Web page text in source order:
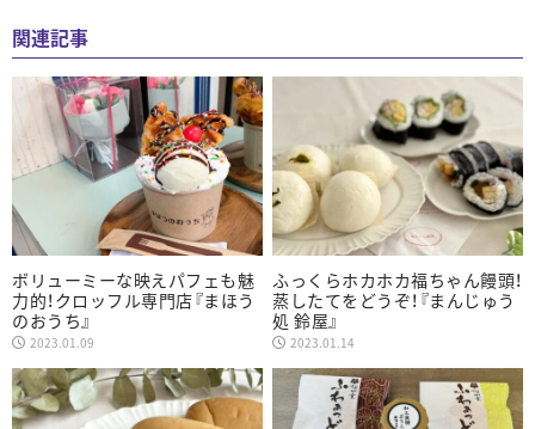
関連記事
ボリューミーな映えパフェも魅
力的！クロッフル専門店『まほう
のおうち』
2023.01.09
ふっくらホカホカ福ちゃん饅頭！
蒸したてをどうぞ！『まんじゅう
処 鈴屋』
2023.01.14